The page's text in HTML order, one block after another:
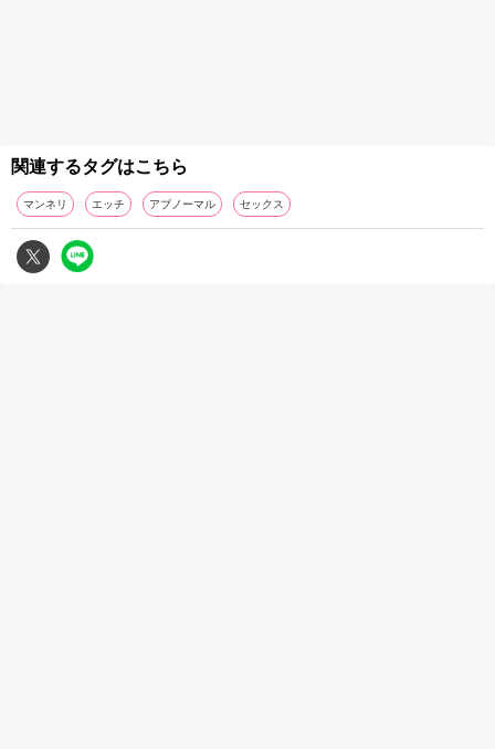
関連するタグはこちら
マンネリ エッチ アブノーマル セックス